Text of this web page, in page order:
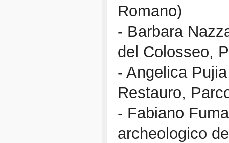
Romano)
- Barbara
del Colosseo,
- Angelica
Restauro,
- Fabiano
archeologico